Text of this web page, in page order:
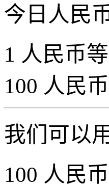
今日人民
1 人民币
100 人民
我们可以
100 人民